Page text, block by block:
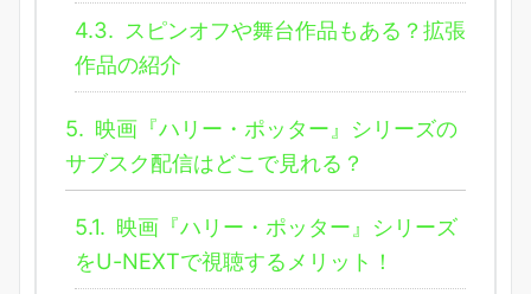
4.3. スピンオフや舞台作品もある？拡張
作品の紹介
5. 映画『ハリー・ポッター』シリーズの
サブスク配信はどこで見れる？
5.1. 映画『ハリー・ポッター』シリーズ
をU-NEXTで視聴するメリット！